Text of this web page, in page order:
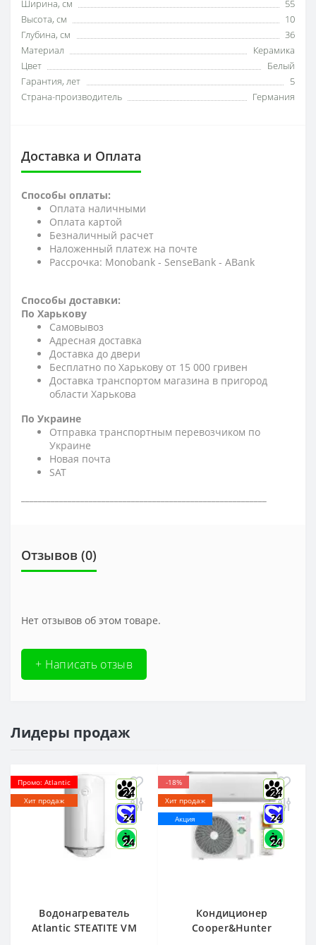
Ширина, см
55
Высота, см
10
Глубина, см
36
Материал
Керамика
Цвет
Белый
Гарантия, лет
5
Страна-производитель
Германия
Доставка и Оплата
Способы оплаты:
Оплата наличными
Оплата картой
Безналичный расчет
Наложенный платеж на почте
Рассрочка: Monobank - SenseBank - АBank
Способы доставки:
По Харькову
Самовывоз
Адресная доставка
Доставка до двери
Бесплатно по Харькову от 15 000 гривен
Доставка транспортом магазина в пригород
области Харькова
По Украине
Отправка транспортным перевозчиком по
Украине
Новая почта
SAT
Отзывов (0)
Нет отзывов об этом товаре.
+ Написать отзыв
Лидеры продаж
Промо: Atlantic
Хит продаж
24
24
24
Водонагреватель
Atlantic STEATITE VM
-18%
Хит продаж
Акция
24
24
24
Кондиционер
Cooper&Hunter